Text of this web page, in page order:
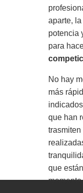
aparte,
potencia
para
No hay
más
que han
que